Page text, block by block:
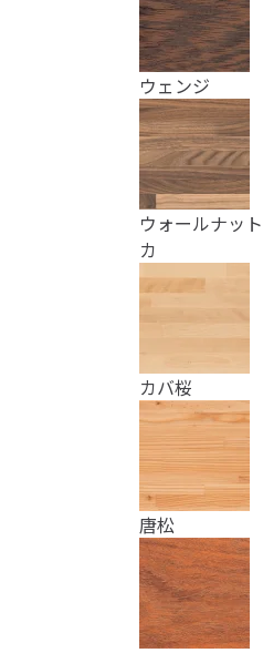
ウェンジ
ウォールナット
カ
カバ桜
唐松